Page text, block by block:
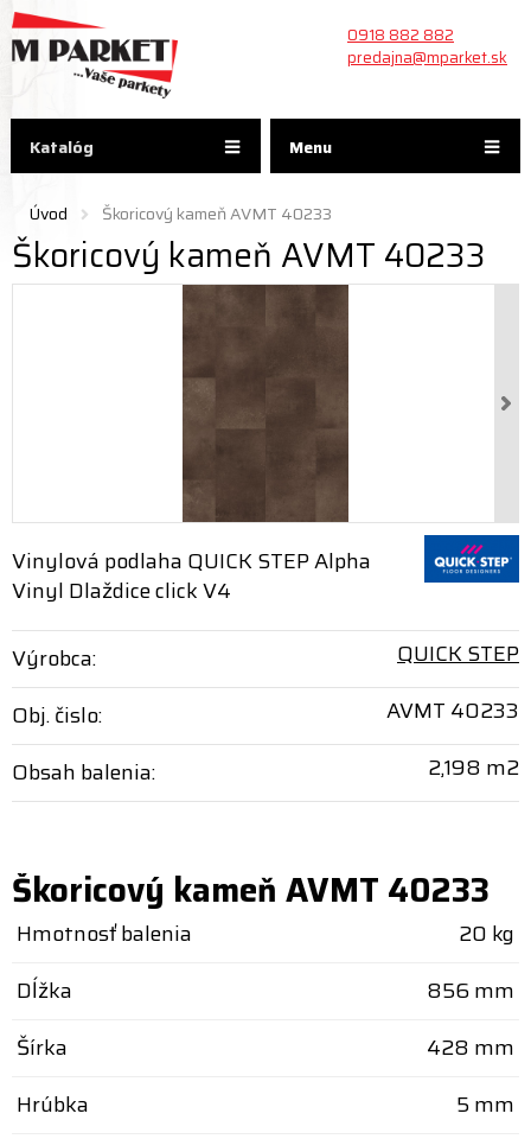
Menu
0918 882 882
predajna@mparket.sk
Úvod Škoricový kameň AVMT 40233
Škoricový kameň AVMT 40233
Vinylová podlaha QUICK STEP Alpha
Vinyl Dlaždice click V4
Výrobca:
QUICK STEP
Obj. čislo:
AVMT 40233
Obsah balenia:
2,198 m2
Škoricový kameň AVMT 40233
Hmotnosť balenia
20 kg
Dĺžka
856 mm
Šírka
428 mm
Hrúbka
5 mm
Katalóg